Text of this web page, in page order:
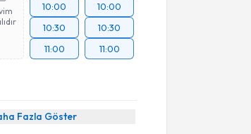
10:00
10:30
11:00
10:00
10:30
11:00
Fazla Göster